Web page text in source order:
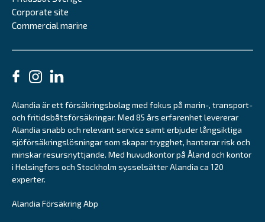
Corporate site
Commercial marine
Alandia är ett försäkringsbolag med fokus på marin-, transport-
och fritidsbåtsförsäkringar. Med 85 års erfarenhet levererar
Alandia snabb och relevant service samt erbjuder långsiktiga
sjöförsäkringslösningar som skapar trygghet, hanterar risk och
minskar resursnyttjande. Med huvudkontor på Åland och kontor
i Helsingfors och Stockholm sysselsätter Alandia ca 120
experter.
Alandia Försäkring Abp